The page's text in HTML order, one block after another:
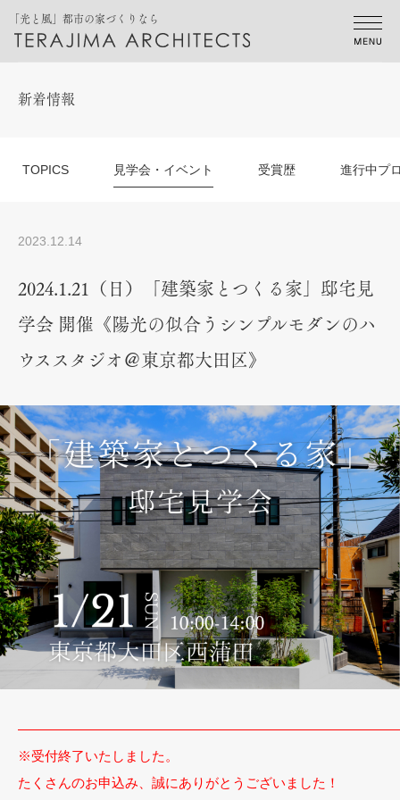
「光と風」都市の家づくりなら
新着情報
TOPICS 見学会・イベント 受賞歴 進行中プ
2023.12.14
2024.1.21（日）「建築家とつくる家」邸宅見
学会 開催《陽光の似合うシンプルモダンのハ
ウススタジオ＠東京都大田区》
※受付終了いたしました。
たくさんのお申込み、誠にありがとうございました！